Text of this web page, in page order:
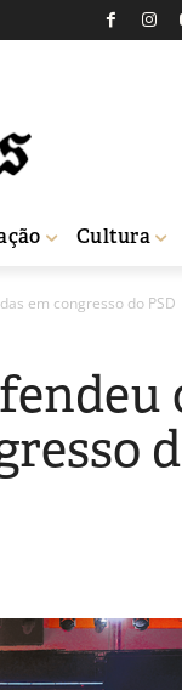
Cultura
em congresso do PSD